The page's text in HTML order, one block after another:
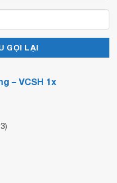
– VCSH 1x